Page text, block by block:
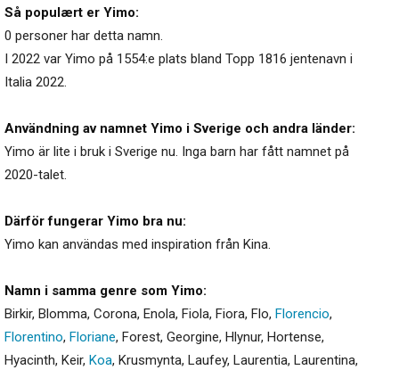
Så populært er Yimo:
0 personer har detta namn.
I 2022 var Yimo på 1554:e plats bland Topp 1816 jentenavn i
Italia 2022.
Användning av namnet Yimo i Sverige och andra länder:
Yimo är lite i bruk i Sverige nu. Inga barn har fått namnet på
2020-talet.
Därför fungerar Yimo bra nu:
Yimo kan användas med inspiration från Kina.
Namn i samma genre som Yimo:
Birkir, Blomma, Corona, Enola, Fiola, Fiora, Flo, Florencio,
Florentino, Floriane, Forest, Georgine, Hlynur, Hortense,
Hyacinth, Keir, Koa, Krusmynta, Laufey, Laurentia, Laurentina,